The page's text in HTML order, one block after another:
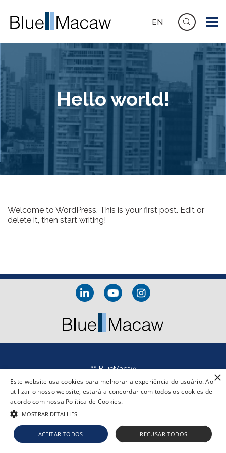
EN
Hello world!
Welcome to WordPress. This is your first post. Edit or
delete it, then start writing!
© BlueMacaw
×
Este website usa cookies para melhorar a experiência do usuário. Ao
utilizar o nosso website, estará a concordar com todos os cookies de
acordo com nossa Política de Cookies.
MOSTRAR DETALHES
ACEITAR TODOS RECUSAR TODOS